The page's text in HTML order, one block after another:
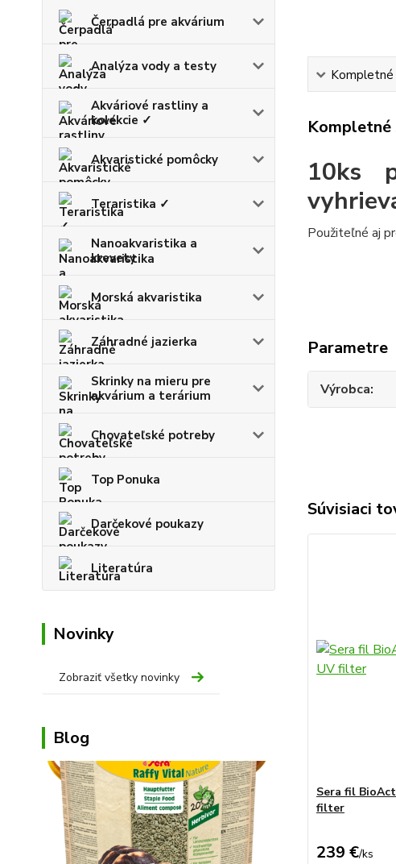
Čerpadlá pre akvárium
Analýza vody a testy
Akváriové rastliny a
kolekcie ✓
Akvaristické pomôcky
Teraristika ✓
Nanoakvaristika a
krevety
Morská akvaristika
Záhradné jazierka
Skrinky na mieru pre
akvárium a terárium
Chovateľské potreby
Top Ponuka
Darčekové poukazy
Literatúra
Novinky
Zobraziť všetky novinky
Blog
Kompletné
Kompletné
10ks
Použiteľné aj
Parametre
Výrobca
Súvisiaci
Sera fil
filter
239 €/ks